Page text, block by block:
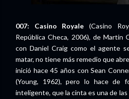
007: Casino Royale (Casino
República Checa, 2006), de Martin
con Daniel Craig como el agente
matar, no tiene más remedio que
inició hace 45 años con Sean
(Young, 1962), pero lo hace de
inteligente, que la cinta es una de